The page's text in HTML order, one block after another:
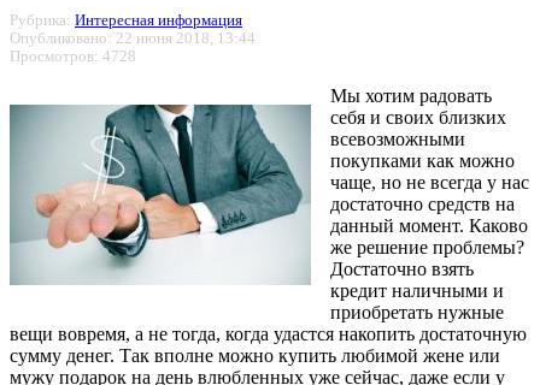
Рубрика: Интересная информация
Опубликовано: 22 июня 2018, 13:44
Просмотров: 4728
Мы хотим радовать
себя и своих близких
всевозможными
покупками как можно
чаще, но не всегда у нас
достаточно средств на
данный момент. Каково
же решение проблемы?
Достаточно взять
кредит наличными и
приобретать нужные
вещи вовремя, а не тогда, когда удастся накопить достаточную
сумму денег. Так вполне можно купить любимой жене или
мужу подарок на день влюбленных уже сейчас, даже если у